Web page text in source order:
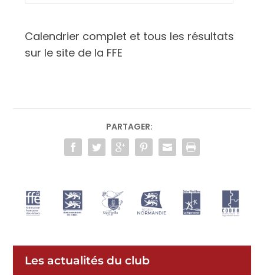
Calendrier complet et tous les résultats
sur le site de la FFE
PARTAGER:
Les actualités du club